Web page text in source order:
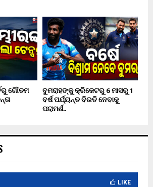
ଗୌତମ ବୁମରାହଙ୍କୁ କ୍ରିକେଟରୁ 6 ମାସରୁ 1
ବର୍ଷ ପର୍ଯ୍ୟନ୍ତ ବିରତି ନେବାକୁ
ପରାମର୍ଶ..
LIKE